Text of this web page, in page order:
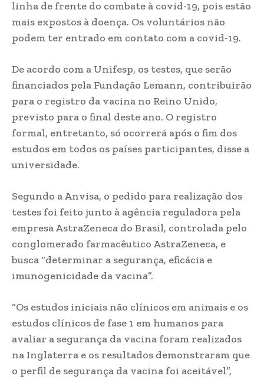
linha de frente do combate à covid-19, pois estão
mais expostos à doença. Os voluntários não
podem ter entrado em contato com a covid-19.
De acordo com a Unifesp, os testes, que serão
financiados pela Fundação Lemann, contribuirão
para o registro da vacina no Reino Unido,
previsto para o final deste ano. O registro
formal, entretanto, só ocorrerá após o fim dos
estudos em todos os países participantes, disse a
universidade.
Segundo a Anvisa, o pedido para realização dos
testes foi feito junto à agência reguladora pela
empresa AstraZeneca do Brasil, controlada pelo
conglomerado farmacêutico AstraZeneca, e
busca “determinar a segurança, eficácia e
imunogenicidade da vacina”.
“Os estudos iniciais não clínicos em animais e os
estudos clínicos de fase 1 em humanos para
avaliar a segurança da vacina foram realizados
na Inglaterra e os resultados demonstraram que
o perfil de segurança da vacina foi aceitável”,